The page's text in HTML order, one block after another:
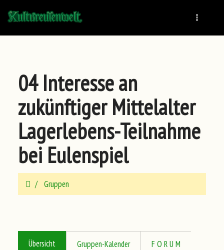
04 Interesse an
zukünftiger Mittelalter
Lagerlebens-Teilnahme
bei Eulenspiel
Gruppen
Übersicht Gruppen-Kalender F O R U M